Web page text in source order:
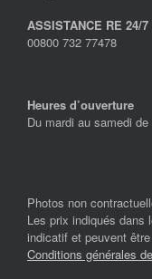
ASSISTANCE RE 24/7
00800 732 77478
Heures d’ouverture
Du mardi au samedi
Photos non
Les prix indiqués dans
indicatif et peuvent
Conditions générales